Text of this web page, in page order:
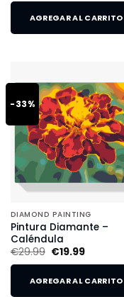
AGREGAR AL CARRITO
-33%
DIAMOND PAINTING
Pintura Diamante –
Caléndula
€29.99 €19.99
AGREGAR AL CARRITO